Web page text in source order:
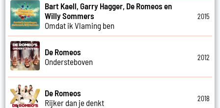
Bart Kaell, Garry Hagger, De Romeos en
Willy Sommers
Omdat ik Vlaming ben
2015
De Romeos
Ondersteboven
2012
De Romeos
Rijker dan je denkt
2018